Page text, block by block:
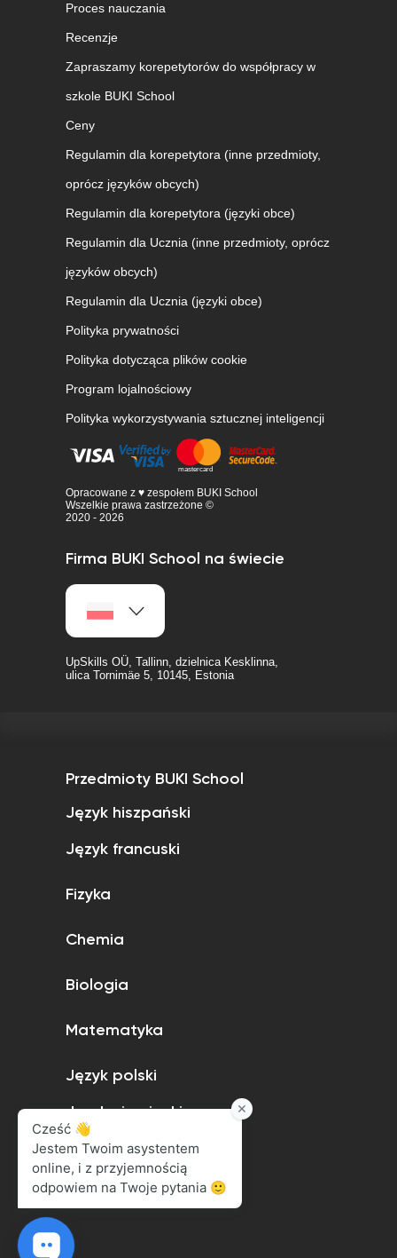
Proces nauczania
Recenzje
Zapraszamy korepetytorów do współpracy w
szkole BUKI School
Ceny
Regulamin dla korepetytora (inne przedmioty,
oprócz języków obcych)
Regulamin dla korepetytora (języki obce)
Regulamin dla Ucznia (inne przedmioty, oprócz
języków obcych)
Regulamin dla Ucznia (języki obce)
Polityka prywatności
Polityka dotycząca plików cookie
Program lojalnościowy
Polityka wykorzystywania sztucznej inteligencji
Opracowane z ♥ zespołem BUKI School
Wszelkie prawa zastrzeżone ©
2020 - 2026
Firma BUKI School na świecie
UpSkills OÜ, Tallinn, dzielnica Kesklinna,
ulica Tornimäe 5, 10145, Estonia
Przedmioty BUKI School
Język hiszpański
Język francuski
Fizyka
Chemia
Biologia
Matematyka
Język polski
Język niemiecki
Język angielski